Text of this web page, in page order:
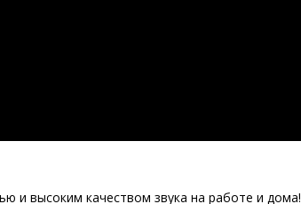
и высоким качеством звука на работе и дома!